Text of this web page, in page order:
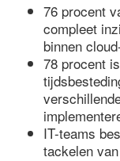
76 procent
compleet
binnen
78 procent
IT-teams
tackelen